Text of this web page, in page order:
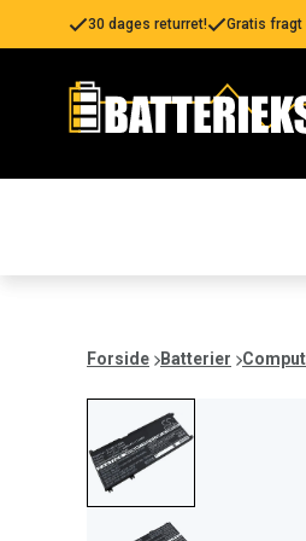
30 dages returret! Gratis fragt
Forside Batterier